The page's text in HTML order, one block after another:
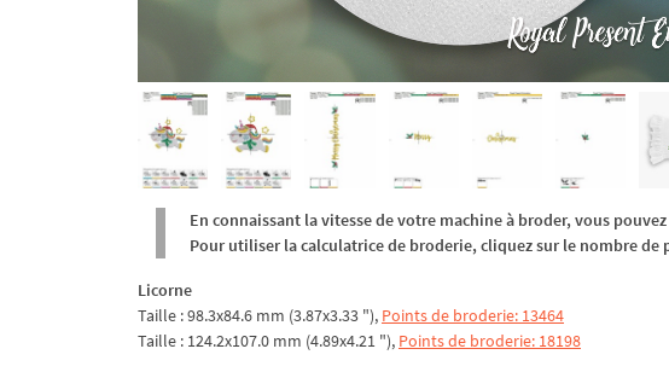
En connaissant la vitesse de votre machine à broder, vous
Pour utiliser la calculatrice de broderie, cliquez sur le nombre
Licorne
Taille : 98.3x84.6 mm (3.87x3.33 "), Points de broderie: 13464
Taille : 124.2x107.0 mm (4.89x4.21 "), Points de broderie: 18198